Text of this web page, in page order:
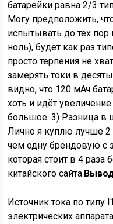
батарейки равна 2/3
Могу предположить,
испытывать до тех пор
ноль), будет как раз
просто терпения не
замерять токи в
видно, что 120 мАч
хоть и идёт
большое. 3) Разница в
Лично я куплю лучше 2
чем одну брендовую с
которая стоит в 4 раза
китайского сайта.
Источник тока по типу
электрических